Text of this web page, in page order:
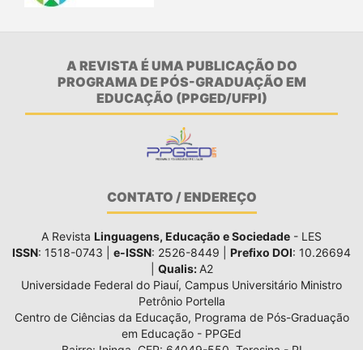
A REVISTA É UMA PUBLICAÇÃO DO
PROGRAMA DE PÓS-GRADUAÇÃO EM
EDUCAÇÃO (PPGED/UFPI)
CONTATO / ENDEREÇO
A Revista Linguagens, Educação e Sociedade - LES
ISSN: 1518-0743 | e-ISSN: 2526-8449 | Prefixo DOI: 10.26694
Qualis: A2
Universidade Federal do Piauí, Campus Universitário Ministro
Petrônio Portella
Centro de Ciências da Educação, Programa de Pós-Graduação
em Educação - PPGEd